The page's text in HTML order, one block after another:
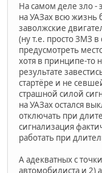
На самом деле зло -
на УАЗах всю жизнь
заволжские
(ну т.е. просто ЗМЗ
предусмотреть
хотя в принципе-то
результате
стартёре и не
страшной силой
на УАЗах остался
отключать при
сигнализация
работать при
А адекватных с
автомобилиста и 2)